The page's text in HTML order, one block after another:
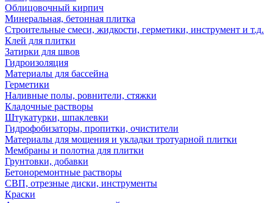
Облицовочный кирпич
Минеральная, бетонная плитка
Строительные смеси, жидкости, герметики, инструмент и т.д.
Клей для плитки
Затирки для швов
Гидроизоляция
Материалы для бассейна
Герметики
Наливные полы, ровнители, стяжки
Кладочные растворы
Штукатурки, шпаклевки
Гидрофобизаторы, пропитки, очистители
Материалы для мощения и укладки тротуарной плитки
Мембраны и полотна для плитки
Грунтовки, добавки
Бетоноремонтные растворы
СВП, отрезные диски, инструменты
Краски